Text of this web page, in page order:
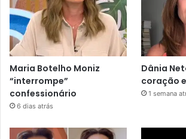
Maria Botelho Moniz
“interrompe”
confessionário
6 dias atrás
Dânia
coração
1 semana